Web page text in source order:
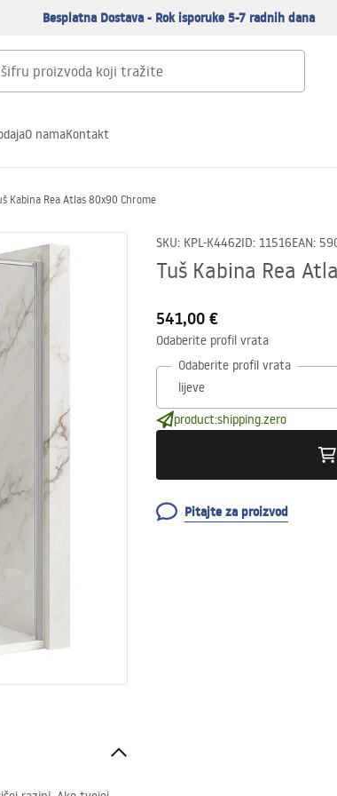
Besplatna Dostava - Rok isporuke 5-7 radnih dana
O namaKontakt
Kabina Rea Atlas 80x90 Chrome
SKU: KPL-K4462ID: 11516EAN:
Tuš Kabina Rea
541,00 €
Odaberite profil vrata
Odaberite profil vrata
product:shipping.zero
Pitajte za proizvod